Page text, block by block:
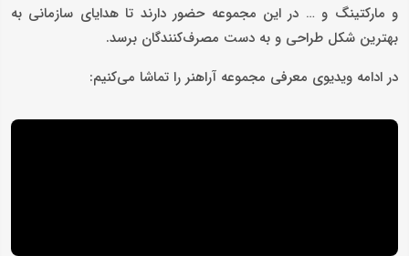
و مارکتینگ و … در این مجموعه حضور دارند تا هدایای سازمانی به
بهترین شکل طراحی و به دست مصرف‌کنندگان برسد.
در ادامه ویدیوی معرفی مجموعه آراهنر را تماشا می‌کنیم: